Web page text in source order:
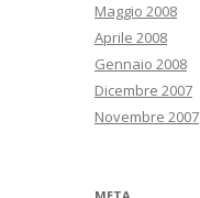
Maggio 2008
Aprile 2008
Gennaio 2008
Dicembre 2007
Novembre 2007